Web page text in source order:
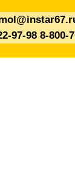
97-98 8-800-